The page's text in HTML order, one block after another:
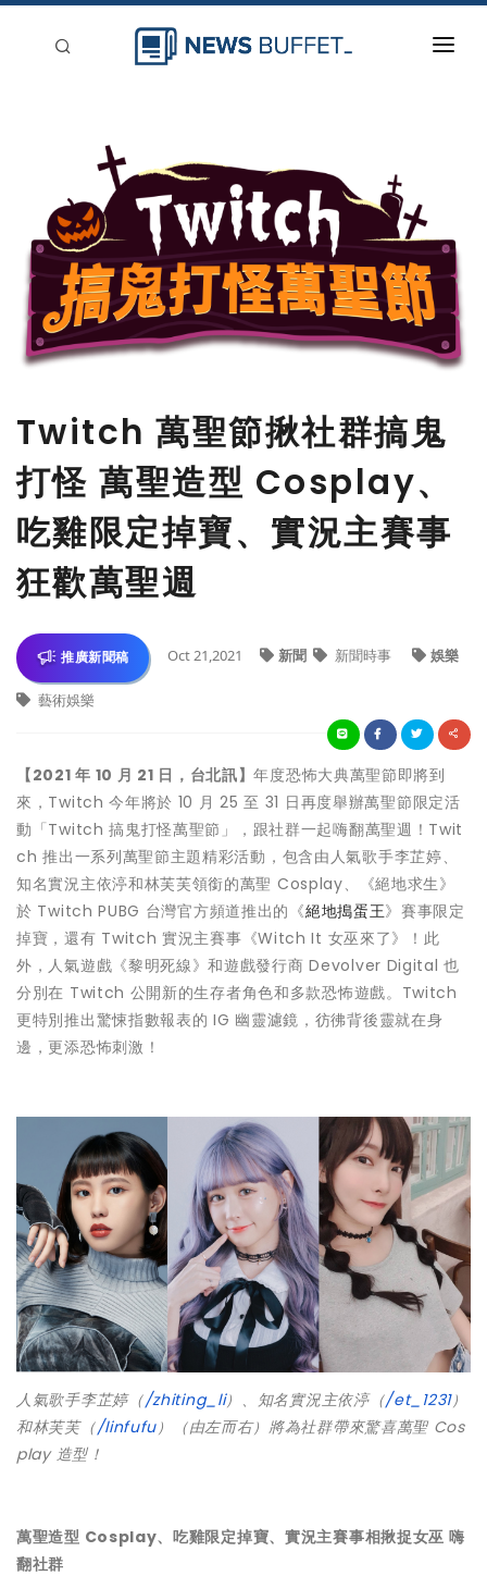
新聞稿分類
刊登
Twitch 萬聖節揪社群搞鬼
打怪 萬聖造型 Cosplay、
吃雞限定掉寶、實況主賽事
狂歡萬聖週
推廣新聞稿 Oct 21,2021 新聞 新聞時事 娛樂
藝術娛樂
【2021 年 10 月 21 日，台北訊】年度恐怖大典萬聖節即將到
來，Twitch 今年將於 10 月 25 至 31 日再度舉辦萬聖節限定活
動「Twitch 搞鬼打怪萬聖節」，跟社群一起嗨翻萬聖週！Twit
ch 推出一系列萬聖節主題精彩活動，包含由人氣歌手李芷婷、
知名實況主依渟和林芙芙領銜的萬聖 Cosplay、《絕地求生》
於 Twitch PUBG 台灣官方頻道推出的《絕地搗蛋王》賽事限定
掉寶，還有 Twitch 實況主賽事《Witch It 女巫來了》！此
外，人氣遊戲《黎明死線》和遊戲發行商 Devolver Digital 也
分別在 Twitch 公開新的生存者角色和多款恐怖遊戲。Twitch
更特別推出驚悚指數報表的 IG 幽靈濾鏡，彷彿背後靈就在身
邊，更添恐怖刺激！
人氣歌手李芷婷（/zhiting_li）、知名實況主依渟（/et_1231）
和林芙芙（/linfufu）（由左而右）將為社群帶來驚喜萬聖 Cos
play 造型！
萬聖造型 Cosplay、吃雞限定掉寶、實況主賽事相揪捉女巫 嗨
翻社群